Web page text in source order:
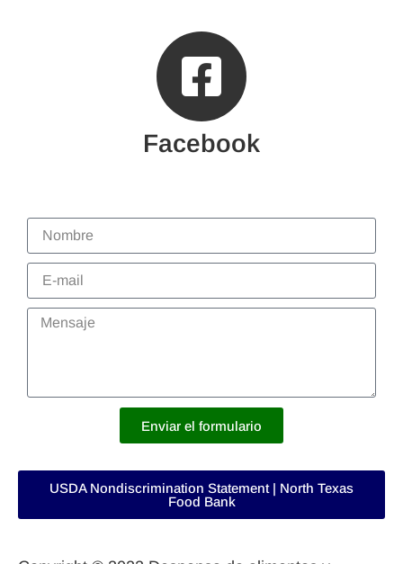
Facebook
Enviar el formulario
USDA Nondiscrimination Statement | North Texas
Food Bank